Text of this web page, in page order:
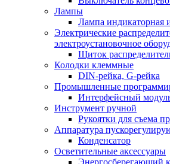
Лампы
Лампа индикаторная
Электрические
электроустановочное
Щиток
Колодки клеммные
DIN-рейка, G-рейка
Промышленные
Интерфейсный
Инструмент ручной
Рукоятки для съема
Аппаратура
Конденсатор
Осветительные аксессуары
Энергосберегающий